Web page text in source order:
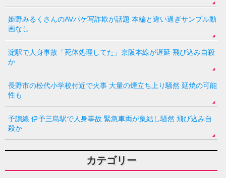
姫野みるくさんのAVパケ写詐欺が話題 本編と違い過ぎサンプル動
画なし
淀駅で人身事故「死体処理してた」京阪本線が遅延 飛び込み自殺
か
長野市の松代小学校付近で火事 大量の煙立ち上り騒然 延焼の可能
性も
予讃線 伊予三島駅で人身事故 緊急車両が集結し騒然 飛び込み自
殺か
カテゴリー